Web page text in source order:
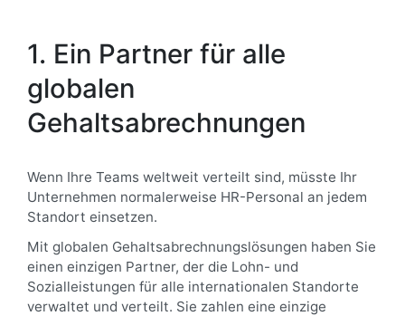
1. Ein Partner für alle
globalen
Gehaltsabrechnungen
Wenn Ihre Teams weltweit verteilt sind, müsste Ihr
Unternehmen normalerweise HR-Personal an jedem
Standort einsetzen.
Mit globalen Gehaltsabrechnungslösungen haben Sie
einen einzigen Partner, der die Lohn- und
Sozialleistungen für alle internationalen Standorte
verwaltet und verteilt. Sie zahlen eine einzige